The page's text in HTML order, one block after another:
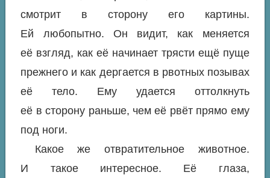
смотрит в сторону его картины.
Ей любопытно. Он видит, как меняется
её взгляд, как её начинает трясти ещё пуще
прежнего и как дергается в рвотных позывах
её тело. Ему удается оттолкнуть
её в сторону раньше, чем её рвёт прямо ему
под ноги.
Какое же отвратительноеживотное.
И такое интересное. Её глаза,